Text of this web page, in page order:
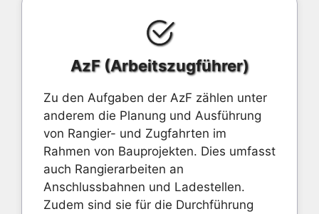
AzF (Arbeitszugführer)
Zu den Aufgaben der AzF zählen unter
anderem die Planung und Ausführung
von Rangier- und Zugfahrten im
Rahmen von Bauprojekten. Dies umfasst
auch Rangierarbeiten an
Anschlussbahnen und Ladestellen.
Zudem sind sie für die Durchführung